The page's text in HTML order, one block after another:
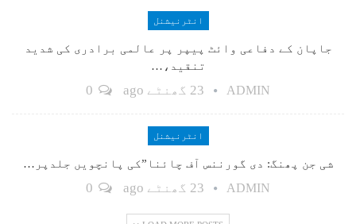
انٹرنیشنل
جاپان کے دفاعی وائٹ پیپر پر عالمی برادری کی شدید
تنقید،…
ADMIN 23 گھنٹے ago
انٹرنیشنل
شی جن پھنگ: دی گورننس آف چائنا”کی پانچویں جلدپر…
ADMIN 23 گھنٹے ago